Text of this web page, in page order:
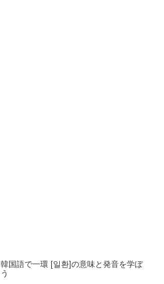
韓国語で一環 [일환]の意味と発音を学ぼ
う